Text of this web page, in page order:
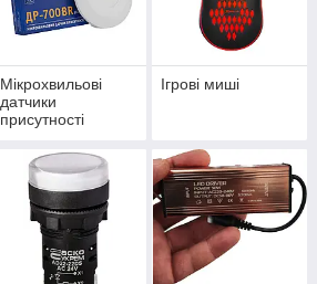
Мікрохвильові
датчики
присутності
Ігрові миші